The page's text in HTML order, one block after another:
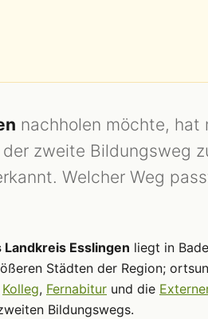
nachholen möchte, hat
zweite Bildungsweg
Welcher Weg
Landkreis Esslingen liegt in
Städten der Region;
Kolleg, Fernabitur und die
Bildungswegs.